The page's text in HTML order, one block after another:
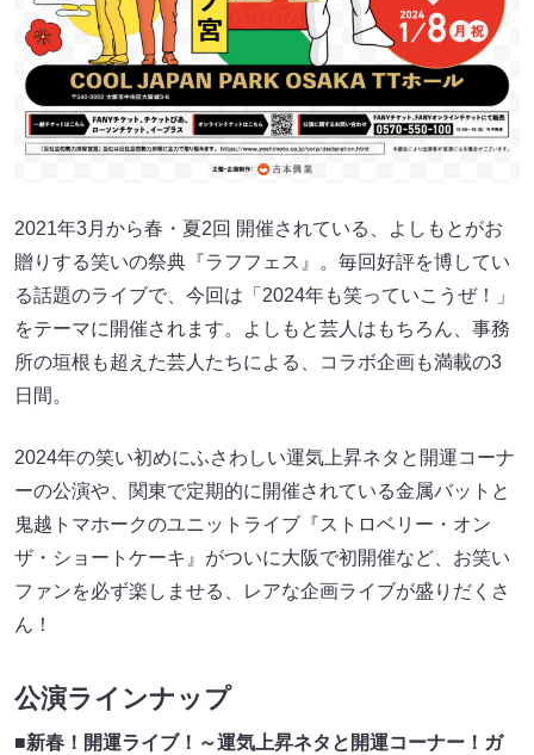
2021年3月から春・夏2回 開催されている、よしもとがお
贈りする笑いの祭典『ラフフェス』。毎回好評を博してい
る話題のライブで、今回は「2024年も笑っていこうぜ！」
をテーマに開催されます。よしもと芸人はもちろん、事務
所の垣根も超えた芸人たちによる、コラボ企画も満載の3
日間。
2024年の笑い初めにふさわしい運気上昇ネタと開運コーナ
ーの公演や、関東で定期的に開催されている金属バットと
鬼越トマホークのユニットライブ『ストロベリー・オン
ザ・ショートケーキ』がついに大阪で初開催など、お笑い
ファンを必ず楽しませる、レアな企画ライブが盛りだくさ
ん！
公演ラインナップ
■新春！開運ライブ！～運気上昇ネタと開運コーナー！ガ